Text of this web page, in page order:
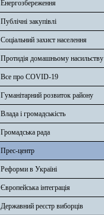
Енергозбереження
Публічні закупівлі
Соціальний захист населення
Протидія домашньому насильству
Все про COVID-19
Гуманітарний розвиток району
Влада і громадськість
Громадська рада
Прес-центр
Реформи в Україні
Європейська інтеграція
Державний реєстр виборців